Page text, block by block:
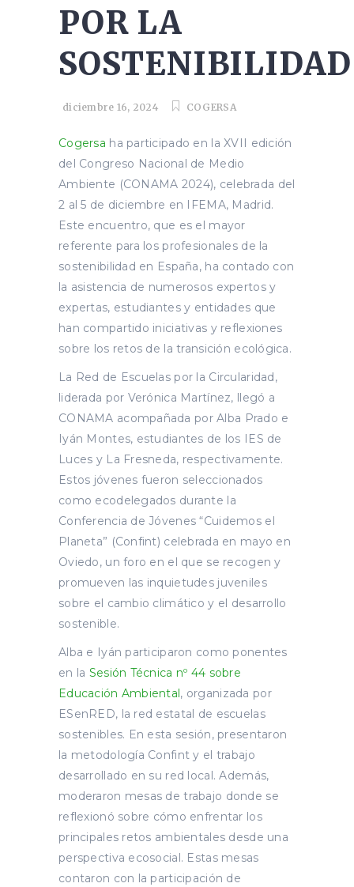
POR LA
SOSTENIBILIDAD
diciembre 16, 2024 COGERSA
Cogersa ha participado en la XVII edición
del Congreso Nacional de Medio
Ambiente (CONAMA 2024), celebrada del
2 al 5 de diciembre en IFEMA, Madrid.
Este encuentro, que es el mayor
referente para los profesionales de la
sostenibilidad en España, ha contado con
la asistencia de numerosos expertos y
expertas, estudiantes y entidades que
han compartido iniciativas y reflexiones
sobre los retos de la transición ecológica.
La Red de Escuelas por la Circularidad,
liderada por Verónica Martínez, llegó a
CONAMA acompañada por Alba Prado e
Iyán Montes, estudiantes de los IES de
Luces y La Fresneda, respectivamente.
Estos jóvenes fueron seleccionados
como ecodelegados durante la
Conferencia de Jóvenes “Cuidemos el
Planeta” (Confint) celebrada en mayo en
Oviedo, un foro en el que se recogen y
promueven las inquietudes juveniles
sobre el cambio climático y el desarrollo
sostenible.
Alba e Iyán participaron como ponentes
en la Sesión Técnica nº 44 sobre
Educación Ambiental, organizada por
ESenRED, la red estatal de escuelas
sostenibles. En esta sesión, presentaron
la metodología Confint y el trabajo
desarrollado en su red local. Además,
moderaron mesas de trabajo donde se
reflexionó sobre cómo enfrentar los
principales retos ambientales desde una
perspectiva ecosocial. Estas mesas
contaron con la participación de